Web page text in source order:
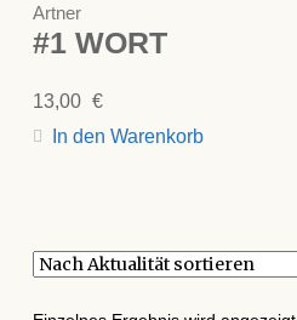
Artner
#1 WORT
13,00 €
In den Warenkorb